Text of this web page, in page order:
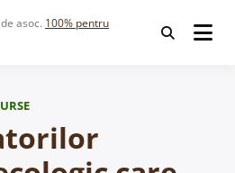
asoc. 100% pentru